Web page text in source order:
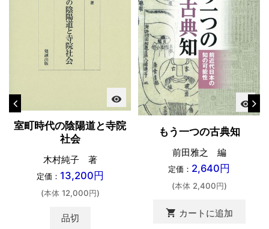
visibility
室町時代の陰陽道と寺院
社会
木村純子 著
定価： 13,200円
(本体 12,000円)
品切
visibility
もう一つの古典知
前田雅之 編
定価： 2,640円
(本体 2,400円)
shopping_cart カートに追加